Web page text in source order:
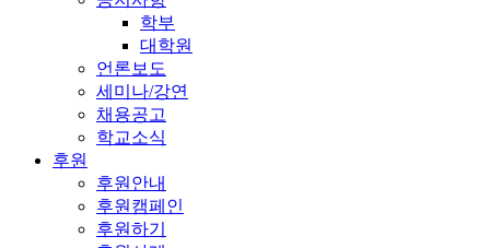
학부
대학원
언론보도
세미나/강연
채용공고
학교소식
후원
후원안내
후원캠페인
후원하기